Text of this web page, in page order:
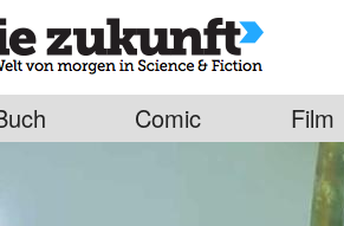
Comic Film